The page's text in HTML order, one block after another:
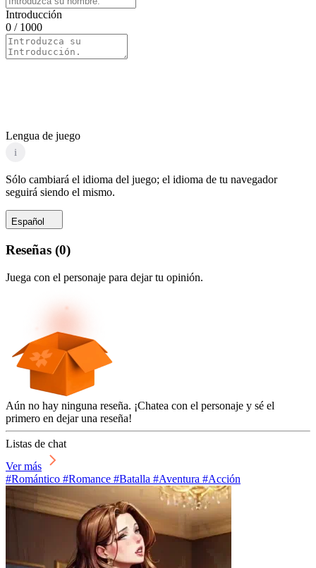
Introducción
0 / 1000
Lengua de juego
i
Sólo cambiará el idioma del juego; el idioma de tu navegador
seguirá siendo el mismo.
Español
Reseñas (0)
Juega con el personaje para dejar tu opinión.
Aún no hay ninguna reseña. ¡Chatea con el personaje y sé el
primero en dejar una reseña!
Listas de chat
Ver más
#Romántico #Romance #Batalla #Aventura #Acción